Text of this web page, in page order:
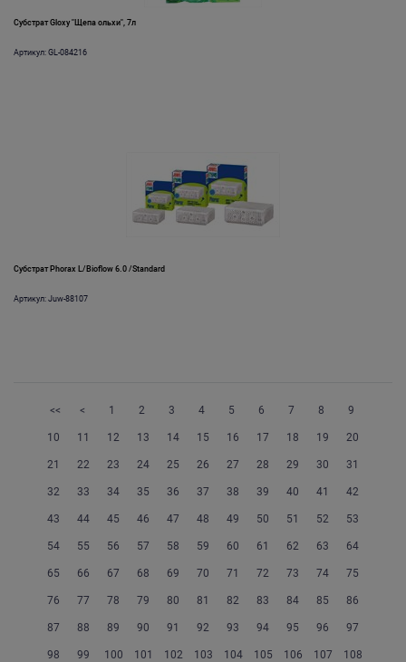
Субстрат Gloxy "Щепа ольхи", 7л
Артикул: GL-084216
Субстрат Phorax L/Bioflow 6.0 /Standard
Артикул: Juw-88107
<< < 1 2 3 4 5 6 7 8 9
10 11 12 13 14 15 16 17 18 19 20
21 22 23 24 25 26 27 28 29 30 31
32 33 34 35 36 37 38 39 40 41 42
43 44 45 46 47 48 49 50 51 52 53
54 55 56 57 58 59 60 61 62 63 64
65 66 67 68 69 70 71 72 73 74 75
76 77 78 79 80 81 82 83 84 85 86
87 88 89 90 91 92 93 94 95 96 97
98 99 100 101 102 103 104 105 106 107 108